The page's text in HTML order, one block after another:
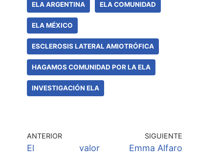
ELA ARGENTINA ELA COMUNIDAD
ELA MÉXICO
ESCLEROSIS LATERAL AMIOTRÓFICA
HAGAMOS COMUNIDAD POR LA ELA
INVESTIGACIÓN ELA
ANTERIOR
El valor
SIGUIENTE
Emma Alfaro